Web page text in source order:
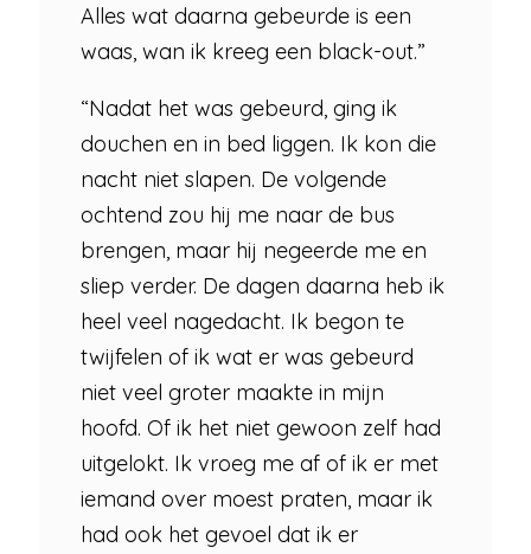
Alles wat daarna gebeurde is een
waas, wan ik kreeg een black-out.”
“Nadat het was gebeurd, ging ik
douchen en in bed liggen. Ik kon die
nacht niet slapen. De volgende
ochtend zou hij me naar de bus
brengen, maar hij negeerde me en
sliep verder. De dagen daarna heb ik
heel veel nagedacht. Ik begon te
twijfelen of ik wat er was gebeurd
niet veel groter maakte in mijn
hoofd. Of ik het niet gewoon zelf had
uitgelokt. Ik vroeg me af of ik er met
iemand over moest praten, maar ik
had ook het gevoel dat ik er